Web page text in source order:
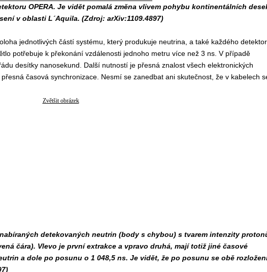
OPERA. Je vidět pomalá změna vlivem pohybu kontinentálních
v oblasti L´Aquila. (Zdroj: arXiv:1109.4897)
jednotlivých částí systému, který produkuje neutrina, a také každého
potřebuje k překonání vzdálenosti jednoho metru více než 3 ns. V případě
desítky nanosekund. Další nutností je přesná znalost všech elektronických
časová synchronizace. Nesmí se zanedbat ani skutečnost, že v kabelech
Zvětšit obrázek
detekovaných neutrin (body s chybou) s tvarem intenzity
čára). Vlevo je první extrakce a vpravo druhá, mají totiž jiné časové
a dole po posunu o 1 048,5 ns. Je vidět, že po posunu se obě